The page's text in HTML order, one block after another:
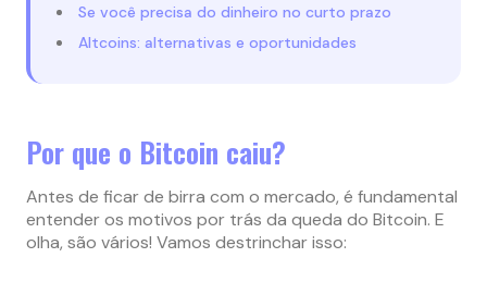
Se você precisa do dinheiro no curto prazo
Altcoins: alternativas e oportunidades
Por que o Bitcoin caiu?
Antes de ficar de birra com o mercado, é fundamental
entender os motivos por trás da queda do Bitcoin. E
olha, são vários! Vamos destrinchar isso: